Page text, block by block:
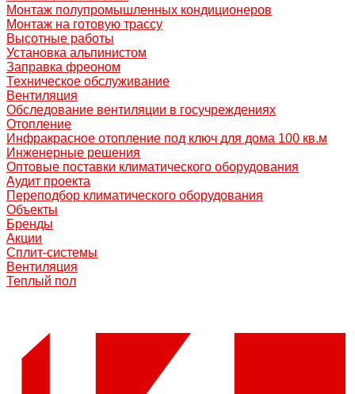
Монтаж полупромышленных кондиционеров
Монтаж на готовую трассу
Высотные работы
Установка альпинистом
Заправка фреоном
Техническое обслуживание
Вентиляция
Обследование вентиляции в госучреждениях
Отопление
Инфракрасное отопление под ключ для дома 100 кв.м
Инженерные решения
Оптовые поставки климатического оборудования
Аудит проекта
Переподбор климатического оборудования
Объекты
Бренды
Акции
Сплит-системы
Вентиляция
Теплый пол